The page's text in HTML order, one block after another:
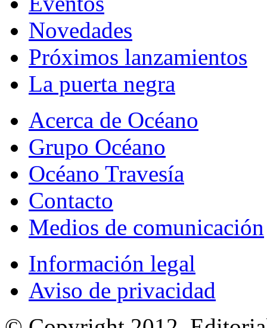
Novedades
Próximos lanzamientos
La puerta negra
Acerca de Océano
Grupo Océano
Océano Travesía
Contacto
Medios de comunicación
Información legal
Aviso de privacidad